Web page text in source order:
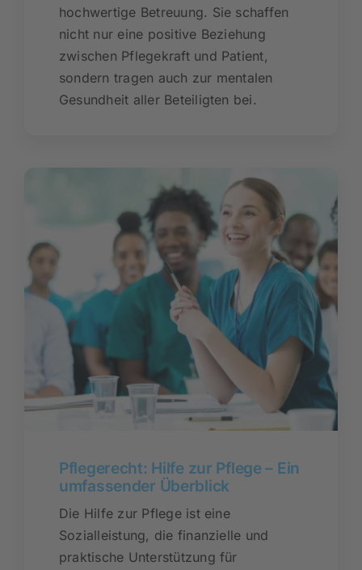
hochwertige Betreuung. Sie schaffen
nicht nur eine positive Beziehung
zwischen Pflegekraft und Patient,
sondern tragen auch zur mentalen
Gesundheit aller Beteiligten bei.
Pflegerecht: Hilfe zur Pflege – Ein
umfassender Überblick
Die Hilfe zur Pflege ist eine
Sozialleistung, die finanzielle und
praktische Unterstützung für